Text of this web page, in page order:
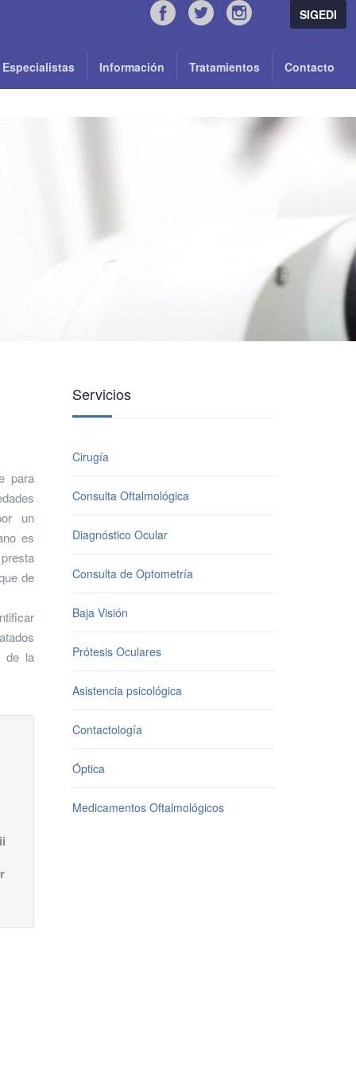
SIGEDI
Especialistas Información Tratamientos Contacto
para
un
es
de
de la
Servicios
Cirugía
Consulta Oftalmológica
Diagnóstico Ocular
Consulta de Optometría
Baja Visión
Prótesis Oculares
Asistencia psicológica
Contactología
Óptica
Medicamentos Oftalmológicos